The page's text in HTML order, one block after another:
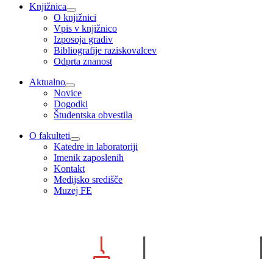
Knjižnica
O knjižnici
Vpis v knjižnico
Izposoja gradiv
Bibliografije raziskovalcev
Odprta znanost
Aktualno
Novice
Dogodki
Študentska obvestila
O fakulteti
Katedre in laboratoriji
Imenik zaposlenih
Kontakt
Medijsko središče
Muzej FE